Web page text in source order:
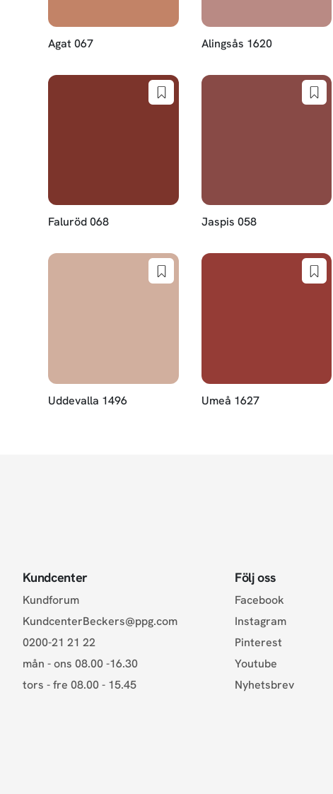
Agat 067 Alingsås 1620
Faluröd 068 Jaspis 058
Uddevalla 1496 Umeå 1627
Kundcenter
Kundforum
KundcenterBeckers@ppg.com
0200-21 21 22
mån - ons 08.00 -16.30
tors - fre 08.00 - 15.45
Följ oss
Facebook
Instagram
Pinterest
Youtube
Nyhetsbrev